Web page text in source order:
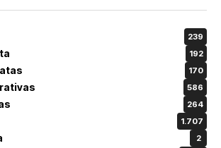
239
192
170
586
264
1.707
2